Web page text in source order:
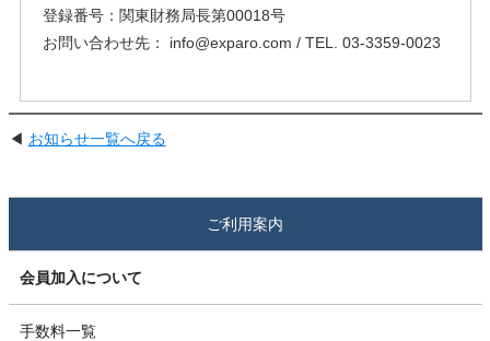
登録番号：関東財務局長第00018号
お問い合わせ先： info@exparo.com / TEL. 03-3359-0023
◀ お知らせ一覧へ戻る
ご利用案内
会員加入について
手数料一覧